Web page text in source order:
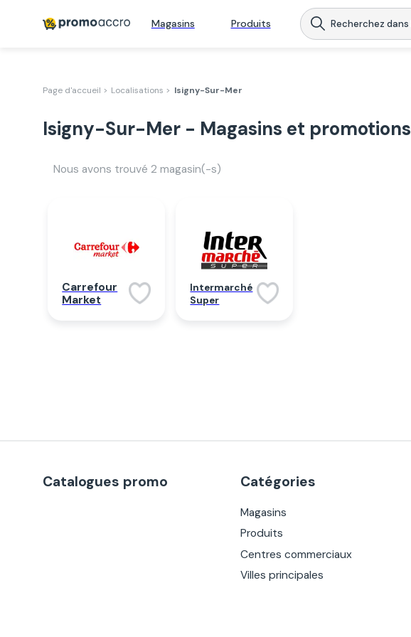
Magasins Produits
Page d'accueil > Localisations > Isigny-Sur-Mer
Isigny-Sur-Mer - Magasins et promotions
Nous avons trouvé 2 magasin(-s)
Carrefour
Market
Intermarché
Super
Catalogues promo Catégories
Magasins
Produits
Centres commerciaux
Villes principales